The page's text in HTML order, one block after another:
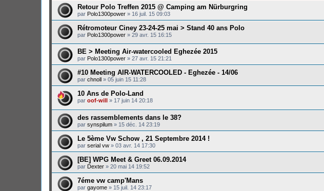
Retour Polo Treffen 2015 @ Camping am Nürburgring
par Polo1300power » 16 juil. 15 09:03
Rétromoteur Ciney 23-24-25 mai > Stand 40 ans Polo
par Polo1300power » 29 avr. 15 16:15
BE > Meeting Air-watercooled Eghezée 2015
par Polo1300power » 27 avr. 15 21:21
#10 Meeting AIR-WATERCOOLED - Eghezée - 14/06
par chnoll » 05 juin 15 11:28
10 Ans de Polo-Land
par oof-will » 17 juin 14 20:18
des rassemblements dans le 38?
par synspilum » 15 déc. 14 23:19
Le 5ème Vw Schow , 21 Septembre 2014 !
par serial vw » 03 avr. 14 17:30
[BE] WPG Meet & Greet 06.09.2014
par Dexter » 20 mai 14 19:52
7éme vw camp'Mans
par gayome » 15 juil. 14 23:17